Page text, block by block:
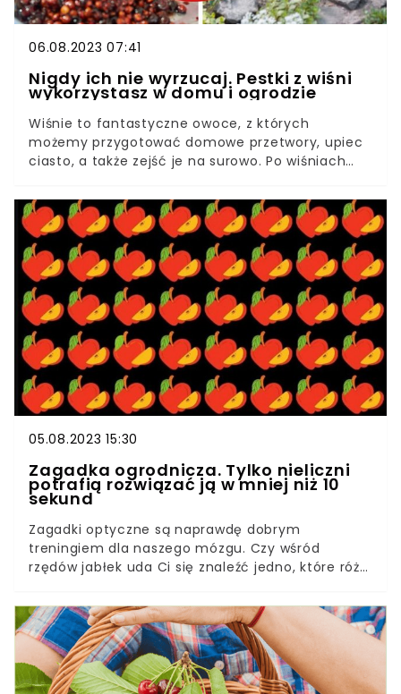
06.08.2023 07:41
Nigdy ich nie wyrzucaj. Pestki z wiśni
wykorzystasz w domu i ogrodzie
Wiśnie to fantastyczne owoce, z których
możemy przygotować domowe przetwory, upiec
ciasto, a także zejść je na surowo. Po wiśniach
koszu. Co innego zrobić z pestkami wiśni?
Okazuje się, że możemy wykorzystać je w domu i
w ogrodzie.
05.08.2023 15:30
Zagadka ogrodnicza. Tylko nieliczni
potrafią rozwiązać ją w mniej niż 10
sekund
Zagadki optyczne są naprawdę dobrym
treningiem dla naszego mózgu. Czy wśród
rzędów jabłek uda Ci się znaleźć jedno, które różni
idealnie sprawdzi się dla spostrzegawczych
ogrodników.